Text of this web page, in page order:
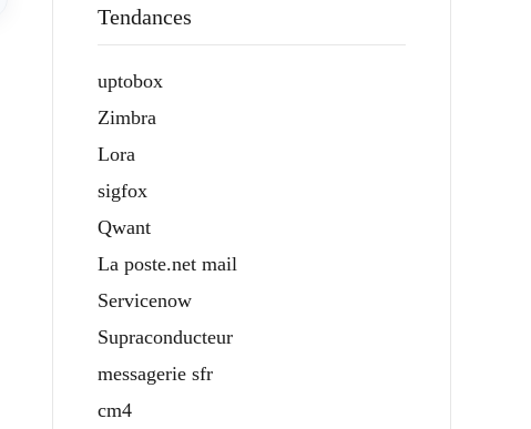
Tendances
uptobox
Zimbra
Lora
sigfox
Qwant
La poste.net mail
Servicenow
Supraconducteur
messagerie sfr
cm4